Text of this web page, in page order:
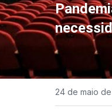
24 de maio